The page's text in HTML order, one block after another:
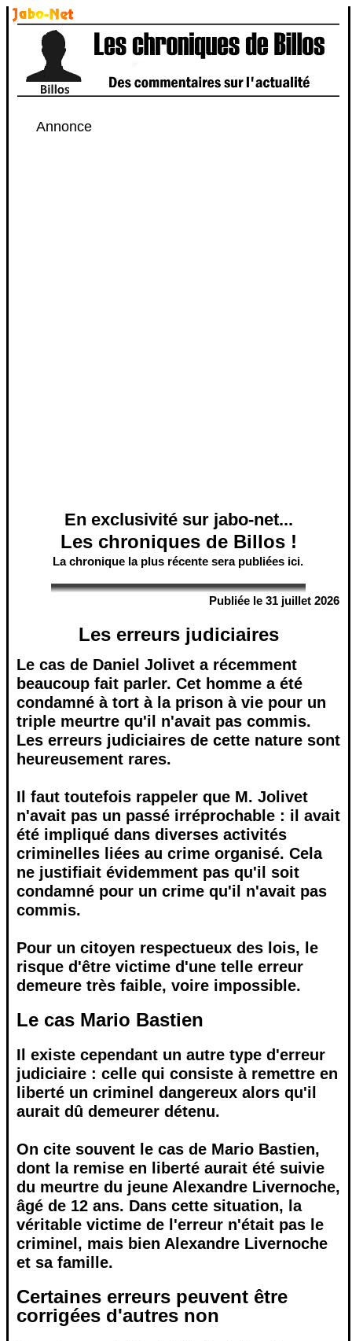
Annonce
En exclusivité sur jabo-net...
Les chroniques de Billos !
La chronique la plus récente sera publiées ici.
Publiée le 31 juillet 2026
Les erreurs judiciaires
Le cas de Daniel Jolivet a récemment
beaucoup fait parler. Cet homme a été
condamné à tort à la prison à vie pour un
triple meurtre qu'il n'avait pas commis.
Les erreurs judiciaires de cette nature sont
heureusement rares.
Il faut toutefois rappeler que M. Jolivet
n'avait pas un passé irréprochable : il avait
été impliqué dans diverses activités
criminelles liées au crime organisé. Cela
ne justifiait évidemment pas qu'il soit
condamné pour un crime qu'il n'avait pas
commis.
Pour un citoyen respectueux des lois, le
risque d'être victime d'une telle erreur
demeure très faible, voire impossible.
Le cas Mario Bastien
Il existe cependant un autre type d'erreur
judiciaire : celle qui consiste à remettre en
liberté un criminel dangereux alors qu'il
aurait dû demeurer détenu.
On cite souvent le cas de Mario Bastien,
dont la remise en liberté aurait été suivie
du meurtre du jeune Alexandre Livernoche,
âgé de 12 ans. Dans cette situation, la
véritable victime de l'erreur n'était pas le
criminel, mais bien Alexandre Livernoche
et sa famille.
Certaines erreurs peuvent être
corrigées d'autres non